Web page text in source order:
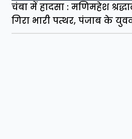
चंबा में हादसा : मणिमहेश
गिरा भारी पत्थर, पंजाब के